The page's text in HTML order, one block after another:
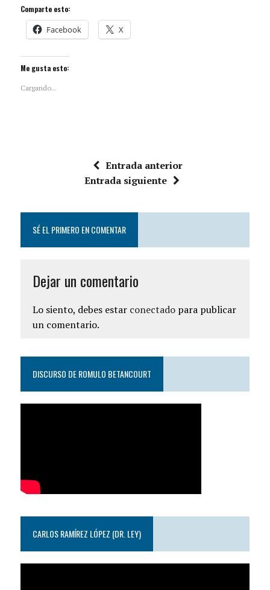
Comparte esto:
Facebook X
Me gusta esto:
Cargando...
Entrada anterior
Entrada siguiente
SÉ EL PRIMERO EN COMENTAR
Dejar un comentario
Lo siento, debes estar conectadopara publicar
un comentario.
DISCURSO DE ROMULO BETANCOURT
CARLOS RAMÍREZ LÓPEZ (DR. LEY)